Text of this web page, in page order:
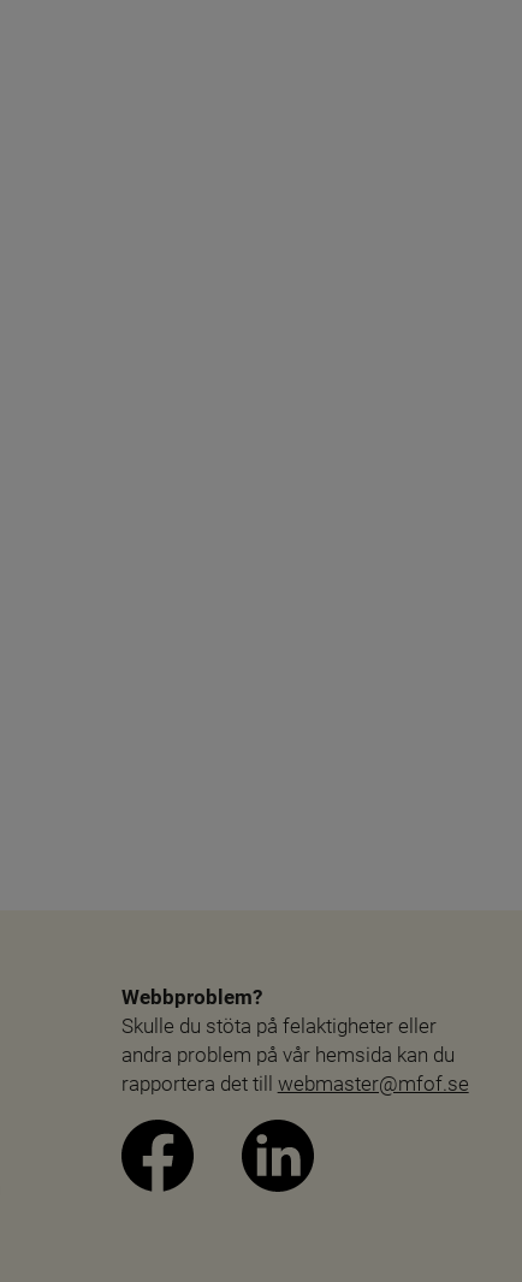
Webbproblem?
Skulle du stöta på felaktigheter eller
andra problem på vår hemsida kan du
rapportera det till webmaster@mfof.se